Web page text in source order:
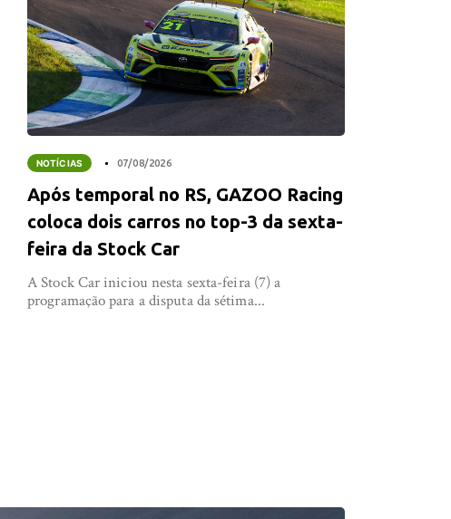
NOTÍCIAS 07/08/2026
Após temporal no RS, GAZOO Racing
coloca dois carros no top-3 da sexta-
feira da Stock Car
A Stock Car iniciou nesta sexta-feira (7) a
programação para a disputa da sétima...